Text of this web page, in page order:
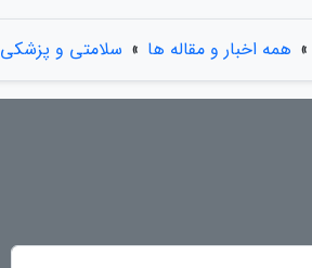
» همه اخبار و مقاله ها » سلامتی و پزشکی